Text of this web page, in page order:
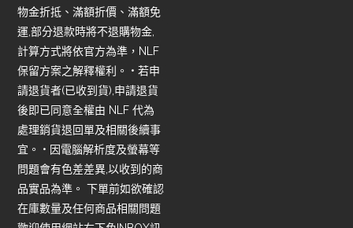
物金折抵、滿額折價、滿額免
運,部分退款時將不退購物金,
計算方式將依官方為準，NLF
保留方案之解釋權利。 • 若申
請退貨者(已收到貨),申請退貨
後即已同意全權由 NLF 代為
處理銷貨退回單及相關後續事
宜。 • 因電腦解析度及螢幕等
問題會有色差差異,以收到的商
品實品為準。 下單前如欲確認
在庫數量及任何商品相關問題